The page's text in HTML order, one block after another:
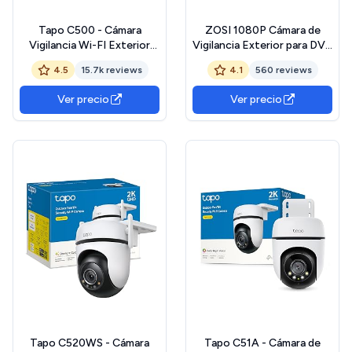
Tapo C500 - Cámara
Vigilancia Wi-FI Exterior
360º, Resolución 1080p,
Detección Movimiento,
Visión Nocturna hasta 30
m, Audio Bi-direccional,
Sirena, Compatible Alexa y
4.5 15.7k reviews
Ver precio
ZOSI 1080P Cámara de
Vigilancia Exterior para DVR
Kit Cámaras de Seguridad,
20M Visión Nocturna, con
Botón OSD
4.1 560 reviews
Ver precio
Tapo C520WS - Cámara
Tapo C51A - Cámara de